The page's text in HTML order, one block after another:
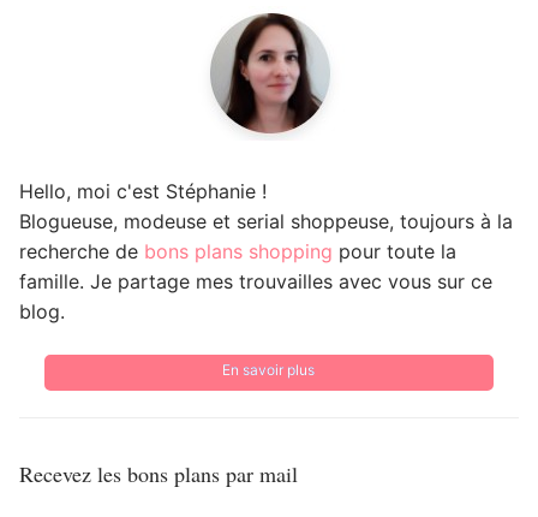
Hello, moi c'est Stéphanie !
Blogueuse, modeuse et serial shoppeuse, toujours à la
recherche de bons plans shopping pour toute la
famille. Je partage mes trouvailles avec vous sur ce
blog.
En savoir plus
Recevez les bons plans par mail